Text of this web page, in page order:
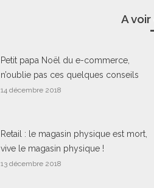
A
Petit papa Noël du e-commerce,
n’oublie pas ces quelques conseils
14 décembre 2018
Retail : le magasin physique est mort,
vive le magasin physique !
13 décembre 2018